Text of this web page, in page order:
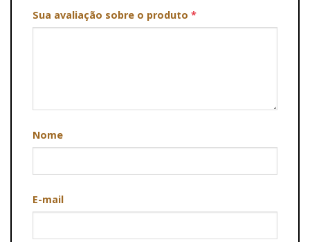
Sua avaliação sobre o produto *
Nome
E-mail